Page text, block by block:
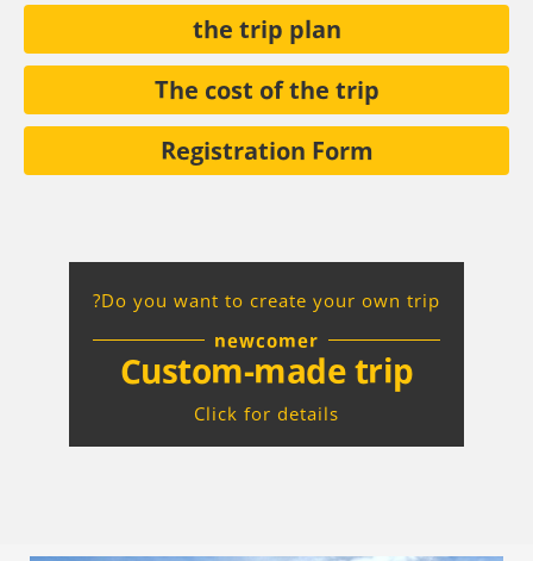
the trip plan
The cost of the trip
Registration Form
Do you want to create your own trip?
newcomer
Custom-made trip
Click for details